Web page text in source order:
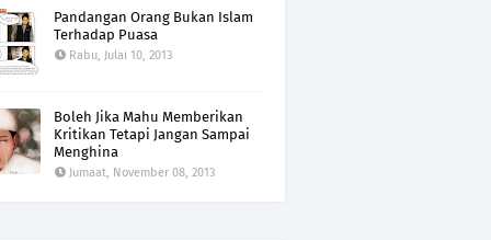
Pandangan Orang Bukan Islam
Terhadap Puasa
Rabu, Julai 10, 2013
Boleh Jika Mahu Memberikan
Kritikan Tetapi Jangan Sampai
Menghina
Jumaat, November 08, 2013